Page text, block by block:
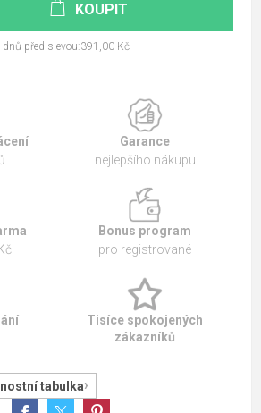
KOUPIT
dnů před slevou:391,00 Kč
Garance
nejlepšího nákupu
Bonus program
pro registrované
Tisíce spokojených
zákazníků
tabulka